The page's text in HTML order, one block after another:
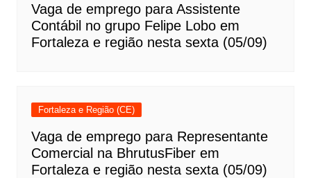
Vaga de emprego para Assistente
Contábil no grupo Felipe Lobo em
Fortaleza e região nesta sexta (05/09)
Fortaleza e Região (CE)
Vaga de emprego para Representante
Comercial na BhrutusFiber em
Fortaleza e região nesta sexta (05/09)